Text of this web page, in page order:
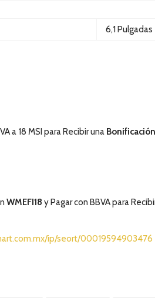
6,1 Pulgadas
a 18 MSI para Recibir una
WMEFI18 y Pagar con BBVA para
ip/seort/00019594903476